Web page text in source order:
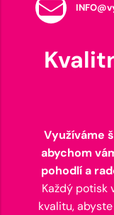
Využíváme
abychom
pohodlí a
Každý potisk
kvalitu,